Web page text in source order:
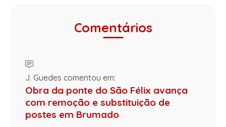
Comentários
J. Guedes comentou em:
Obra da ponte do São Félix avança
com remoção e substituição de
postes em Brumado